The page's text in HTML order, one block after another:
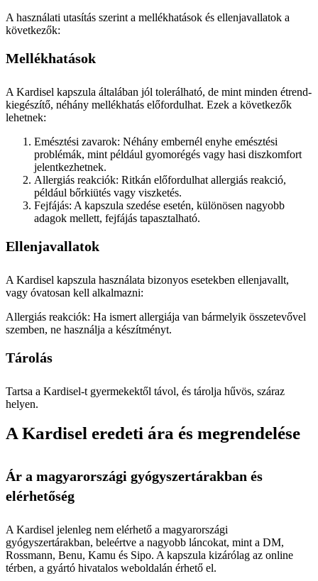
A használati utasítás szerint a mellékhatások és ellenjavallatok a
következők:
Mellékhatások
A Kardisel kapszula általában jól tolerálható, de mint minden étrend-
kiegészítő, néhány mellékhatás előfordulhat. Ezek a következők
lehetnek:
Emésztési zavarok: Néhány embernél enyhe emésztési
problémák, mint például gyomorégés vagy hasi diszkomfort
jelentkezhetnek.
Allergiás reakciók: Ritkán előfordulhat allergiás reakció,
például bőrkiütés vagy viszketés.
Fejfájás: A kapszula szedése esetén, különösen nagyobb
adagok mellett, fejfájás tapasztalható.
Ellenjavallatok
A Kardisel kapszula használata bizonyos esetekben ellenjavallt,
vagy óvatosan kell alkalmazni:
Allergiás reakciók: Ha ismert allergiája van bármelyik összetevővel
szemben, ne használja a készítményt.
Tárolás
Tartsa a Kardisel-t gyermekektől távol, és tárolja hűvös, száraz
helyen.
A Kardisel eredeti ára és megrendelése
Ár a magyarországi gyógyszertárakban és
elérhetőség
A Kardisel jelenleg nem elérhető a magyarországi
gyógyszertárakban, beleértve a nagyobb láncokat, mint a DM,
Rossmann, Benu, Kamu és Sipo. A kapszula kizárólag az online
térben, a gyártó hivatalos weboldalán érhető el.